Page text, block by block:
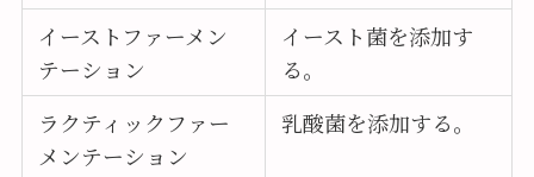
イーストファーメン
テーション
イースト菌を添加す
る。
ラクティックファー
メンテーション
乳酸菌を添加する。